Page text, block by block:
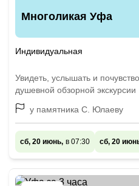
Многоликая Уфа
Индивидуальная
Увидеть, услышать и
душевной обзорной экскурсии
у памятника С. Юлаеву
сб, 20 июнь, в 07:30 сб, 20